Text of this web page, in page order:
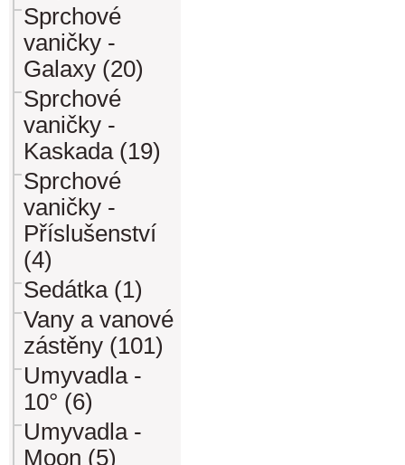
Sprchové
vaničky -
Galaxy (20)
Sprchové
vaničky -
Kaskada (19)
Sprchové
vaničky -
Příslušenství
(4)
Sedátka (1)
Vany a vanové
zástěny (101)
Umyvadla -
10° (6)
Umyvadla -
Moon (5)